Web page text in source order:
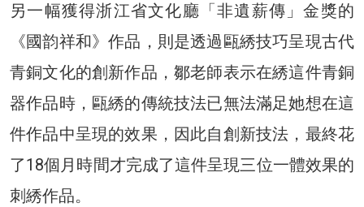
另一幅獲得浙江省文化廳「非遺薪傳」金獎的
《國韵祥和》作品，則是透過甌綉技巧呈現古代
青銅文化的創新作品，鄒老師表示在綉這件青銅
器作品時，甌綉的傳統技法已無法滿足她想在這
件作品中呈現的效果，因此自創新技法，最終花
了18個月時間才完成了這件呈現三位一體效果的
刺綉作品。